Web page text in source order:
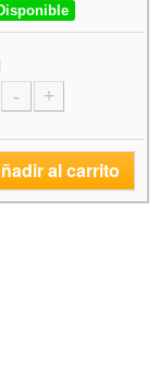
- +
al carrito